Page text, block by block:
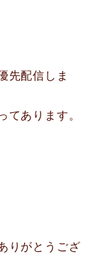
先配信しま
てあります。
りがとうござ